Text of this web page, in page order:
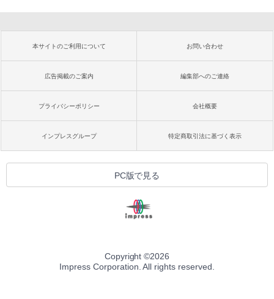
本サイトのご利用について お問い合わせ
広告掲載のご案内 編集部へのご連絡
プライバシーポリシー 会社概要
インプレスグループ 特定商取引法に基づく表示
PC版で見る
Copyright ©2026
Impress Corporation. All rights reserved.